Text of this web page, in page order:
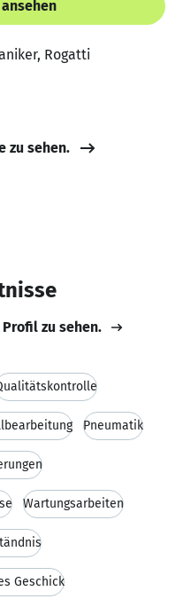
Rogatti
zu sehen.
zu sehen.
Pneumatik
Wartungsarbeiten
Geschick